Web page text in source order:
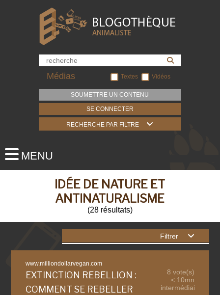
Médias Textes Vidéos
SOUMETTRE UN CONTENU
SE CONNECTER
RECHERCHE PAR FILTRE
IDÉE DE NATURE ET
ANTINATURALISME
(28résultats)
Filtrer
www.milliondollarvegan.com
EXTINCTION REBELLION :
COMMENT SE REBELLER
8 vote(s)
< 10mn
intermédiaire